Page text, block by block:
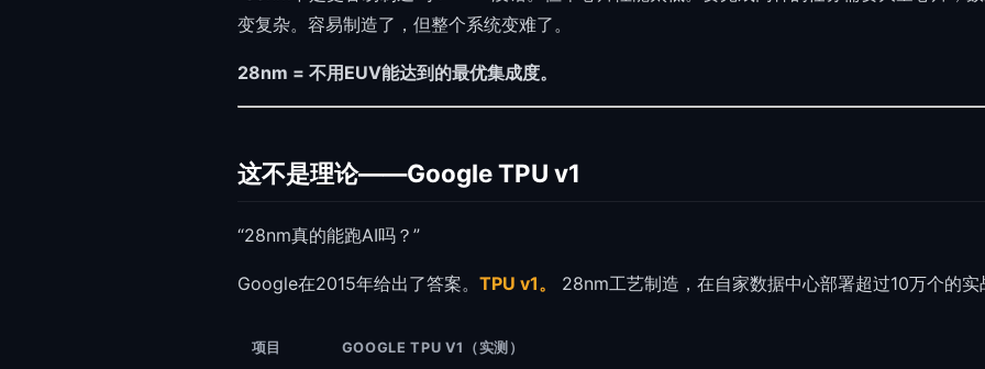
变复杂。容易制造了，但整个系统变难了。
28nm = 不用EUV能达到的最优集成度。
这不是理论——Google TPU v1
“28nm真的能跑AI吗？”
Google在2015年给出了答案。 TPU v1。 28nm工艺制造，在自家数据中心部署超过10万个的实
项目 GOOGLE TPU V1（实测）